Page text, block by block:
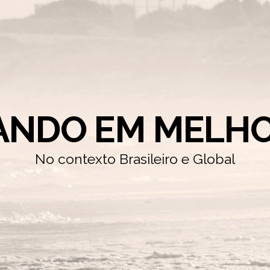
EM
No contexto Brasileiro e Global